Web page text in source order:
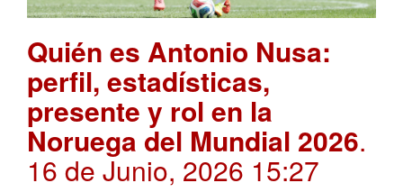
Quién es Antonio Nusa:
perfil, estadísticas,
presente y rol en la
Noruega del Mundial 2026.
16 de Junio, 2026 15:27